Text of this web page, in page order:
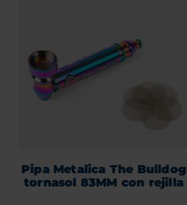
Pipa Metalica The Bulldog
tornasol 83MM con rejilla